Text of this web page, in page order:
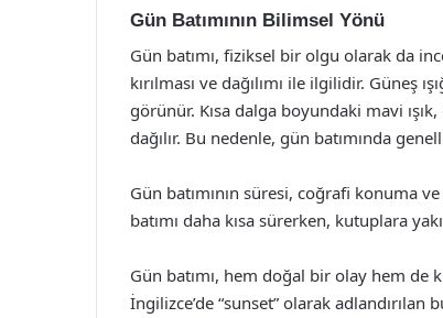
Gün Batımının Bilimsel Yönü
Gün batımı, fiziksel bir olgu olarak da
kırılması ve dağılımı ile ilgilidir. Güneş
görünür. Kısa dalga boyundaki mavi
dağılır. Bu nedenle, gün batımında
Gün batımının süresi, coğrafi konuma
batımı daha kısa sürerken, kutuplara
Gün batımı, hem doğal bir olay hem
İngilizce’de “sunset” olarak